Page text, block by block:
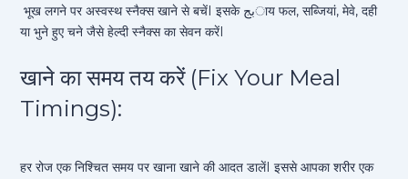
भूख लगने पर अस्वस्थ स्नैक्स खाने से बचेंI इसके بجाय फल, सब्जियां, मेवे, दही
या भुने हुए चने जैसे हेल्दी स्नैक्स का सेवन करेंI
खाने का समय तय करें (Fix Your Meal
Timings):
हर रोज एक निश्चित समय पर खाना खाने की आदत डालेंI इससे आपका शरीर एक